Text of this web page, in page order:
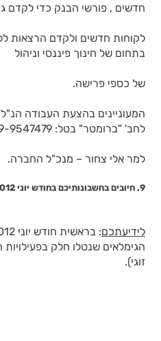
חדשים , פורשי הבנק כדי לקדם
לקוחות חדשים ולקדם הרצאות
בתחום של חינוך פיננסי וניהול
של כספי פרישה.
המעוניינים בהצעת העבודה הנ"ל
לחב' "ברומטר" בטל: 09-9547479
למר אלי צחור – מנכ"ל החברה.
לידיעתכם
הגימלאים שנטלו חלק בפעילויות
זוגי).